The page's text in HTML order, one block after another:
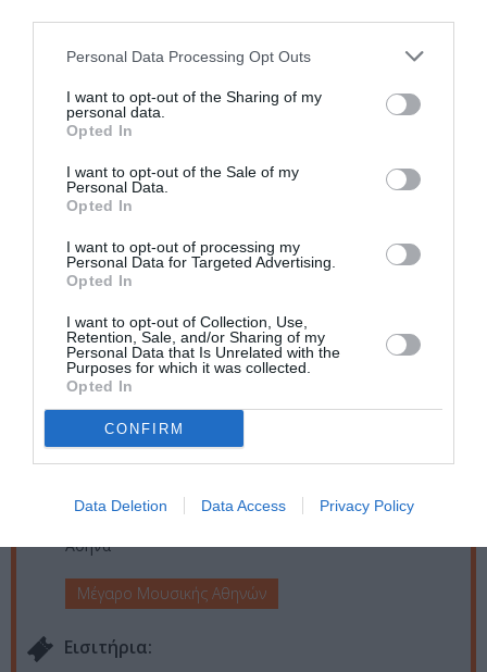
Personal Data Processing Opt Outs
I want to opt-out of the Sharing of my
personal data.
Opted In
I want to opt-out of the Sale of my
Personal Data.
Opted In
I want to opt-out of processing my
Personal Data for Targeted Advertising.
Opted In
I want to opt-out of Collection, Use,
Retention, Sale, and/or Sharing of my
Personal Data that Is Unrelated with the
Purposes for which it was collected.
Opted In
CONFIRM
Data Deletion Data Access Privacy Policy
ΔραματουργίαNadjaKadel
Βοηθός χορογράφουRalitzaMalehounova
Henrik Nordgren
Μουσικός σύμβουλος
Σκηνικά & κοστούμιαMarcoGoecke
Φωτογραφία θέματος: Partita for 8 Dancers
Ταυτότητα Εκδήλωσης
Ημερομηνία:
Από: 01/02/2019 Εως:
04/02/2019
Αθήνα
Μέγαρο Μουσικής Αθηνών
Eισιτήρια: